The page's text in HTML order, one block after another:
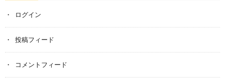
ログイン
投稿フィード
コメントフィード